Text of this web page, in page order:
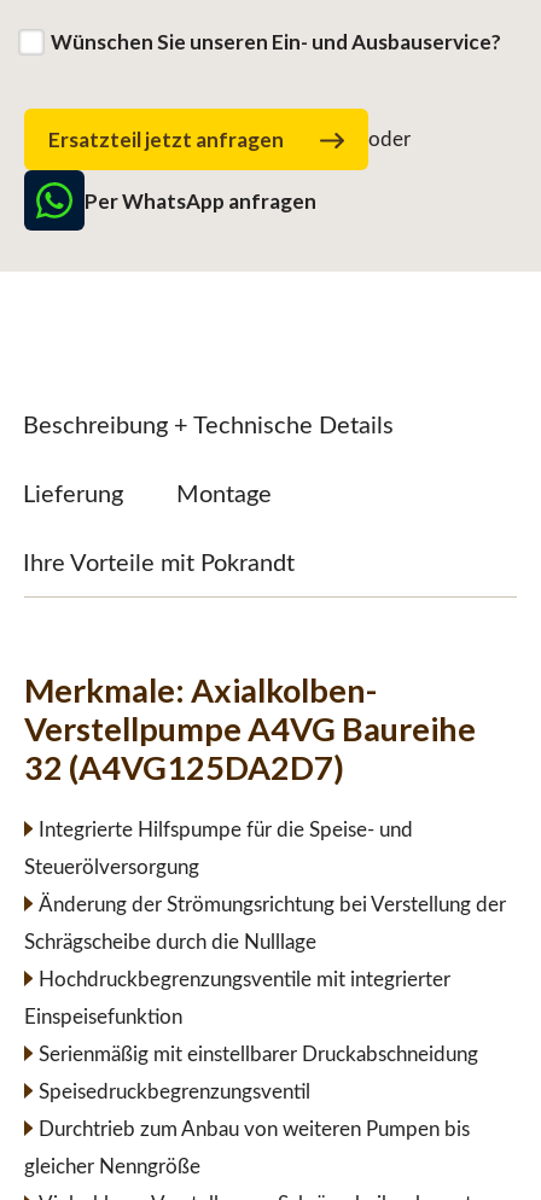
Wünschen Sie unseren Ein- und Ausbauservice?
Ersatzteil jetzt anfragen oder
Per WhatsApp anfragen
Beschreibung + Technische Details
Lieferung Montage
Ihre Vorteile mit Pokrandt
Merkmale: Axialkolben-
Verstellpumpe A4VG Baureihe
32 (A4VG125DA2D7)
Integrierte Hilfspumpe für die Speise- und
Steuerölversorgung
Änderung der Strömungsrichtung bei Verstellung der
Schrägscheibe durch die Nulllage
Hochdruckbegrenzungsventile mit integrierter
Einspeisefunktion
Serienmäßig mit einstellbarer Druckabschneidung
Speisedruckbegrenzungsventil
Durchtrieb zum Anbau von weiteren Pumpen bis
gleicher Nenngröße